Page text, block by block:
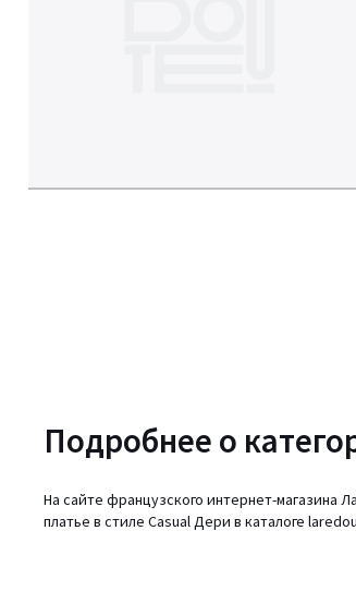
Подробнее о
На сайте французского интернет-магазина
платье в стиле Casual Дери в каталоге